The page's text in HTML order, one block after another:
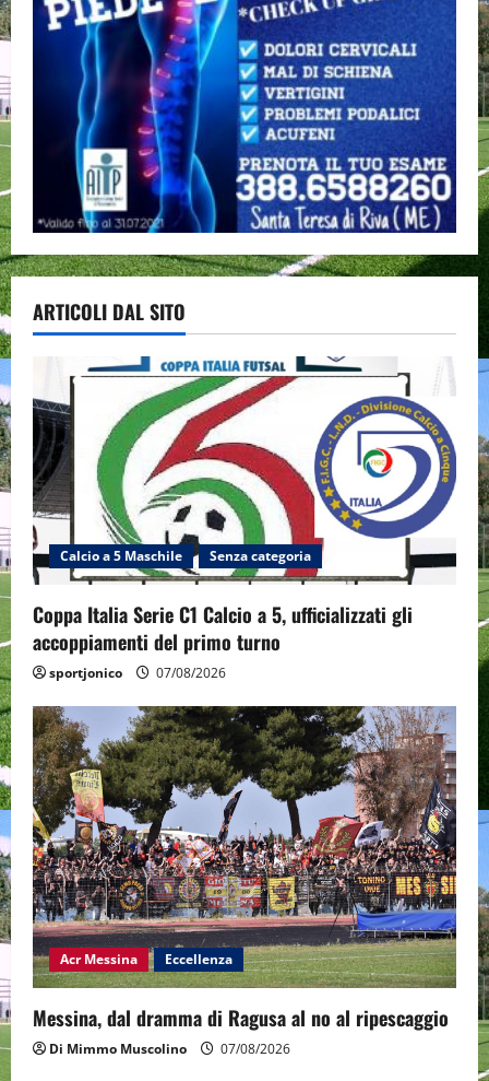
ARTICOLI DAL SITO
Calcio a 5 Maschile Senza categoria
Coppa Italia Serie C1 Calcio a 5, ufficializzati gli
accoppiamenti del primo turno
sportjonico 07/08/2026
Acr Messina Eccellenza
Messina, dal dramma di Ragusa al no al ripescaggio
Di Mimmo Muscolino 07/08/2026